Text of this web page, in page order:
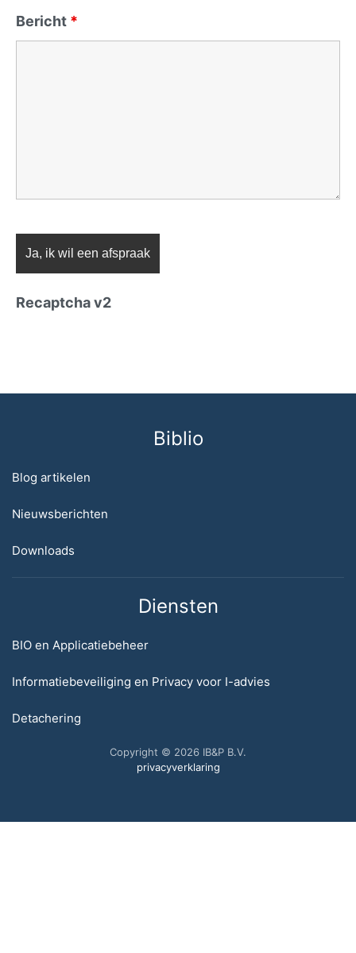
Bericht *
Recaptcha v2
Biblio
Blog artikelen
Nieuwsberichten
Downloads
Diensten
BIO en Applicatiebeheer
Informatiebeveiliging en Privacy voor I-advies
Detachering
Copyright © 2026 IB&P B.V.
privacyverklaring